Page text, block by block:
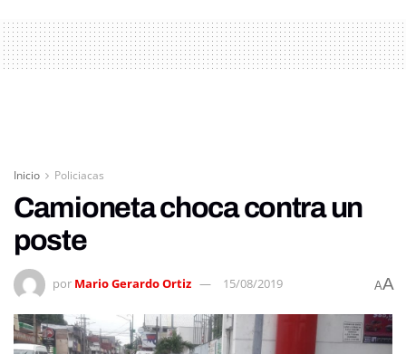
Inicio Policiacas
Camioneta choca contra un
poste
por Mario Gerardo Ortiz 15/08/2019 AA